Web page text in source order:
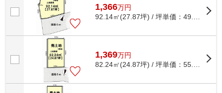
1,366万円
92.14㎡(27.87坪) / 坪単価：49.01 万円
1,369万円
82.24㎡(24.87坪) / 坪単価：55.05 万円